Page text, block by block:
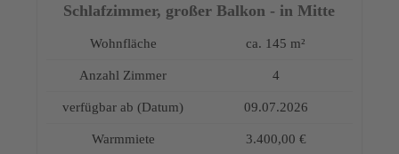
Schlafzimmer, großer Balkon - in Mitte
Wohnfläche ca. 145 m²
Anzahl Zimmer 4
verfügbar ab (Datum) 09.07.2026
Warmmiete 3.400,00 €